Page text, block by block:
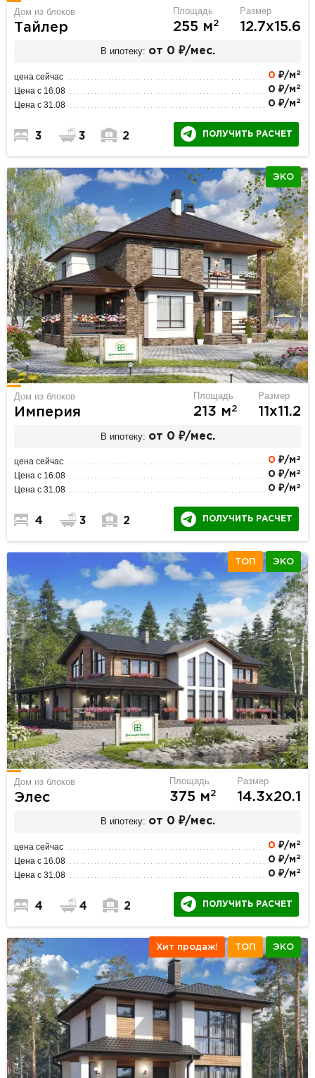
Дом из блоков
Тайлер
Площадь
255 м2
Размер
12.7х15.6
В ипотеку: от 0 ₽/мес.
цена сейчас 0 ₽/м 2
Цена с 16.08 0 ₽/м 2
Цена с 31.08 0 ₽/м 2
3 3 2 ПОЛУЧИТЬ РАСЧЕТ
ЭКО
Дом из блоков
Империя
Площадь
213 м2
Размер
11х11.2
В ипотеку: от 0 ₽/мес.
цена сейчас 0 ₽/м 2
Цена с 16.08 0 ₽/м 2
Цена с 31.08 0 ₽/м 2
4 3 2 ПОЛУЧИТЬ РАСЧЕТ
ТОП ЭКО
Дом из блоков
Элес
Площадь
375 м2
Размер
14.3х20.1
В ипотеку: от 0 ₽/мес.
цена сейчас 0 ₽/м 2
Цена с 16.08 0 ₽/м 2
Цена с 31.08 0 ₽/м 2
4 4 2 ПОЛУЧИТЬ РАСЧЕТ
Хит продаж! ТОП ЭКО